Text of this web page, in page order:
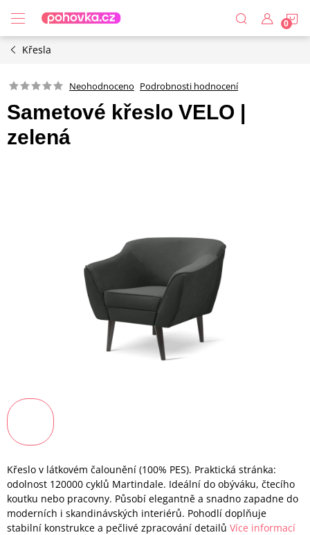
obsah
Křesla
Neohodnoceno Podrobnosti hodnocení
Sametové křeslo VELO |
zelená
Křeslo v látkovém čalounění (100% PES). Praktická stránka:
odolnost 120000 cyklů Martindale. Ideální do obýváku, čtecího
koutku nebo pracovny. Působí elegantně a snadno zapadne do
moderních i skandinávských interiérů. Pohodlí doplňuje
stabilní konstrukce a pečlivé zpracování detailů Více informací